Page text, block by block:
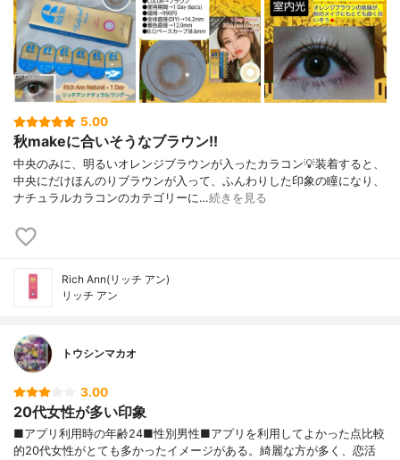
5.00
秋makeに合いそうなブラウン!!
中央のみに、明るいオレンジブラウンが入ったカラコン💡装着すると、
中央にだけほんのりブラウンが入って、ふんわりした印象の瞳になり、
ナチュラルカラコンのカテゴリーに…続きを見る
Rich Ann(リッチ アン)
リッチ アン
トウシンマカオ
3.00
20代女性が多い印象
■アプリ利用時の年齢24■性別男性■アプリを利用してよかった点比較
的20代女性がとても多かったイメージがある。綺麗な方が多く、恋活